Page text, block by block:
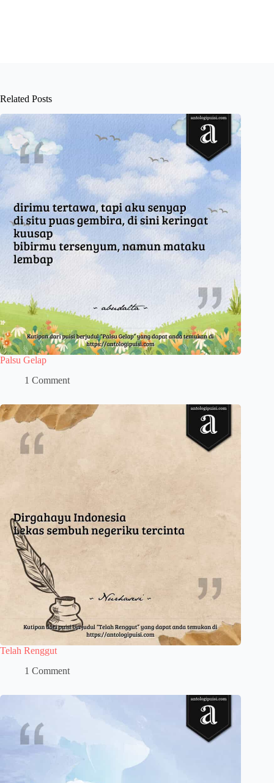
Related Posts
Palsu Gelap
1 Comment
Telah Renggut
1 Comment